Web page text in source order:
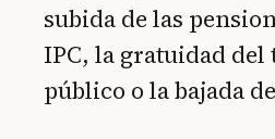
subida de las
IPC, la gratuidad
público o la bajada